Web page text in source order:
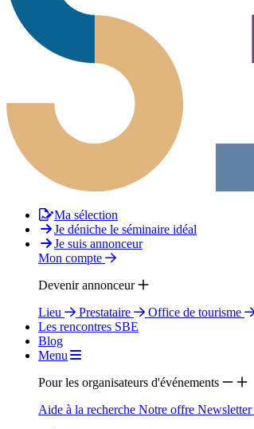
Ma sélection
Je déniche le séminaire idéal
Je suis annonceur
Mon compte
Devenir annonceur
Lieu
Prestataire Office de tourisme
Les rencontres SBE
Blog
Menu
Pour les organisateurs d'événements
Aide à la recherche Notre offre Newsletter